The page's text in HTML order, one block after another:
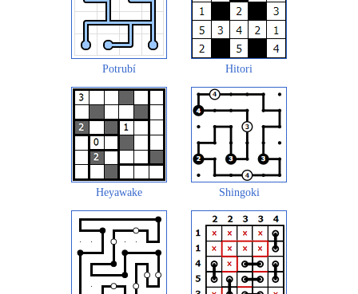
Potrubí Hitori
Heyawake Shingoki